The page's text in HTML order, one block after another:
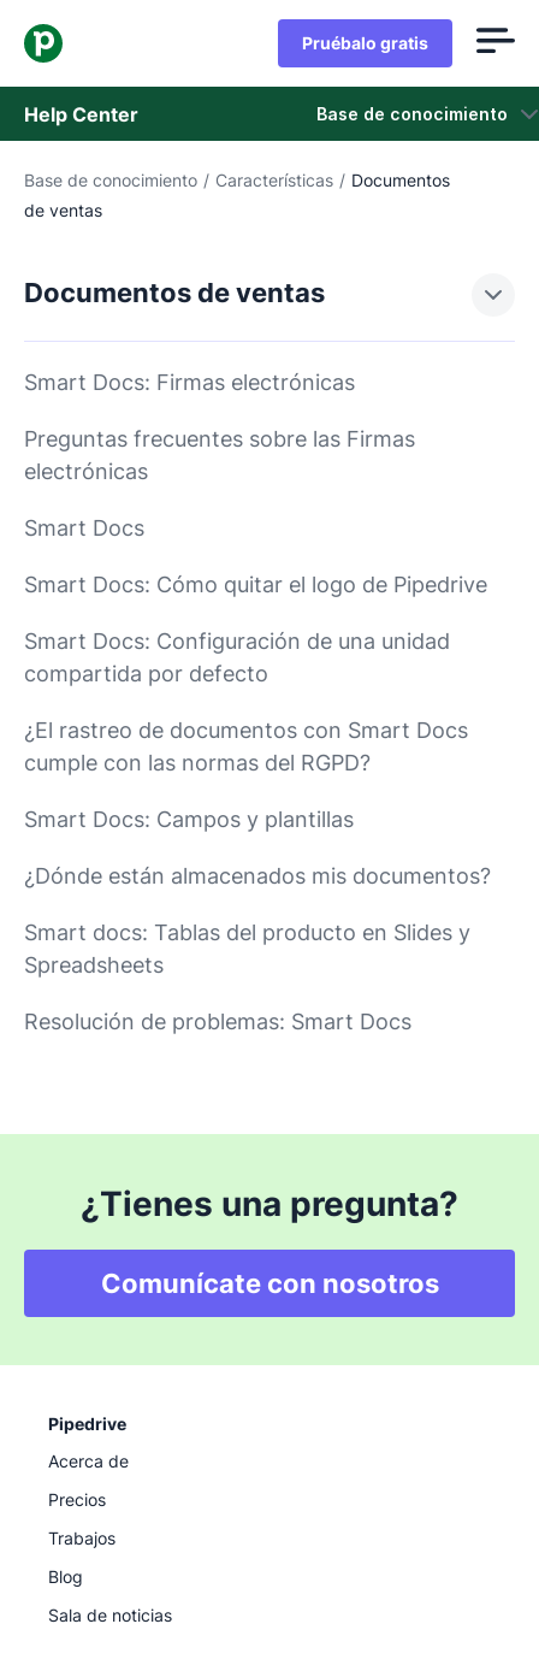
Pruébalo gratis
Help Center Base de conocimiento
Base de conocimiento
Contáctanos
Base de conocimiento / Características / Documentos
de ventas
Documentos de ventas
Smart Docs: Firmas electrónicas
Preguntas frecuentes sobre las Firmas
electrónicas
Smart Docs
Smart Docs: Cómo quitar el logo de Pipedrive
Smart Docs: Configuración de una unidad
compartida por defecto
¿El rastreo de documentos con Smart Docs
cumple con las normas del RGPD?
Smart Docs: Campos y plantillas
¿Dónde están almacenados mis documentos?
Smart docs: Tablas del producto en Slides y
Spreadsheets
Resolución de problemas: Smart Docs
¿Tienes una pregunta?
Comunícate con nosotros
Pipedrive
Acerca de
Precios
Trabajos
Blog
Sala de noticias